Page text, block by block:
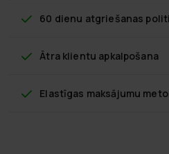
60 dienu atgriešanas
Ātra klientu apkalpošana
Elastīgas maksājumu